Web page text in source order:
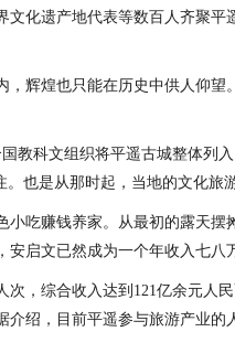
化遗产地代表等数百人齐聚平
辉煌也只能在历史中供人仰望
教科文组织将平遥古城整体列
也是从那时起，当地的文化旅
吃赚钱养家。从最初的露天摆
启文已然成为一个年收入七八
次，综合收入达到121亿余元人
绍，目前平遥参与旅游产业的